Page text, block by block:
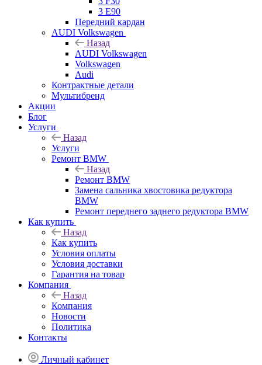
3 E90
Передний кардан
AUDI Volkswagen
Назад
AUDI Volkswagen
Volkswagen
Audi
Контрактные детали
Мультибренд
Акции
Блог
Услуги
Назад
Услуги
Ремонт BMW
Назад
Ремонт BMW
Замена сальника хвостовика редуктора
BMW
Ремонт переднего заднего редуктора BMW
Как купить
Назад
Как купить
Условия оплаты
Условия доставки
Гарантия на товар
Компания
Назад
Компания
Новости
Политика
Контакты
Личный кабинет